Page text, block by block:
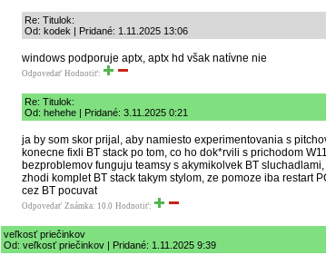
Re: Titulok:
Od: kodek | Pridané: 1.11.2025 13:06
windows podporuje aptx, aptx hd však natívne nie
Odpovedať Hodnotiť:
Re: Titulok:
Od: hehehe | Pridané: 3.11.2025 0:21
ja by som skor prijal, aby namiesto experimentovania s
konecne fixli BT stack po tom, co ho dok*rvili s prichodom
bezproblemov funguju teamsy s akymikolvek BT
zhodi komplet BT stack takym stylom, ze pomoze iba restart
cez BT pocuvat
Odpovedať Známka: 10.0 Hodnotiť:
veľkosť priečinkov
Od: veľkosť priečinkov | Pridané: 1.11.2025 9:39